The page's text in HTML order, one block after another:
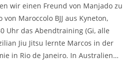
wir einen Freund von Manjado zu
Maroccolo BJJ aus Kyneton,
Uhr das Abendtraining (Gi, alle
Jiu Jitsu lernte Marcos in der
in Rio de Janeiro. In Australien…